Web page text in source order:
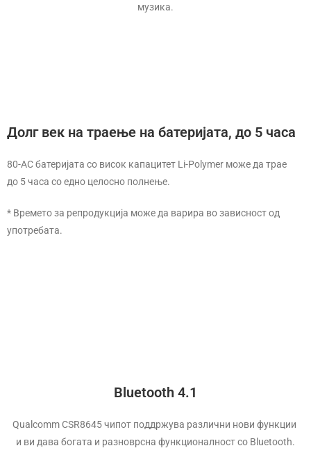
музика.
Долг век на траење на батеријата, до 5 часа
80-АС батеријата со висок капацитет Li-Polymer може да трае
до 5 часа со едно целосно полнење.
* Времето за репродукција може да варира во зависност од
употребата.
Bluetooth 4.1
Qualcomm CSR8645 чипот поддржува различни нови функции
и ви дава богата и разноврсна функционалност со Bluetooth.